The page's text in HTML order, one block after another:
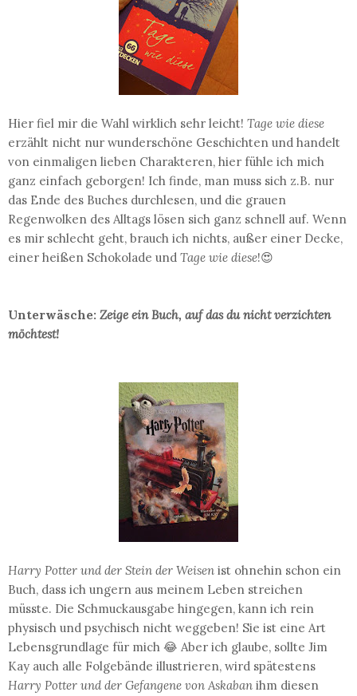
Hier fiel mir die Wahl wirklich sehr leicht! Tage wie diese
erzählt nicht nur wunderschöne Geschichten und handelt
von einmaligen lieben Charakteren, hier fühle ich mich
ganz einfach geborgen! Ich finde, man muss sich z.B. nur
das Ende des Buches durchlesen, und die grauen
Regenwolken des Alltags lösen sich ganz schnell auf. Wenn
es mir schlecht geht, brauch ich nichts, außer einer Decke,
einer heißen Schokolade und Tage wie diese!😍
Unterwäsche: Zeige ein Buch, auf das du nicht verzichten
möchtest!
Harry Potter und der Stein der Weisen ist ohnehin schon ein
Buch, dass ich ungern aus meinem Leben streichen
müsste. Die Schmuckausgabe hingegen, kann ich rein
physisch und psychisch nicht weggeben! Sie ist eine Art
Lebensgrundlage für mich 😂 Aber ich glaube, sollte Jim
Kay auch alle Folgebände illustrieren, wird spätestens
Harry Potter und der Gefangene von Askaban ihm diesen